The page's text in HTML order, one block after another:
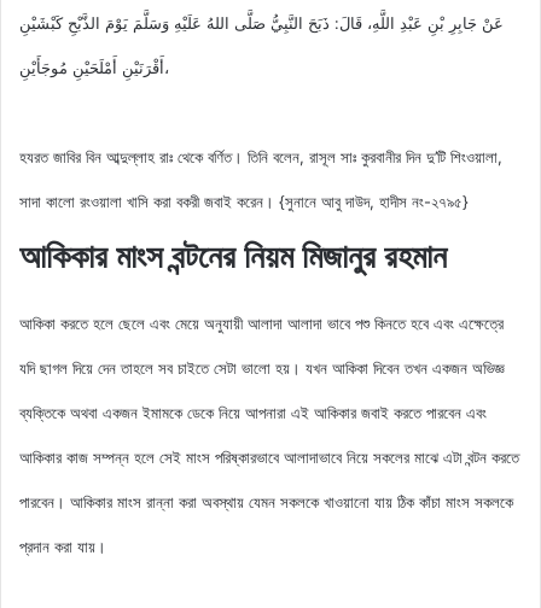
عَنْ جَابِرِ بْنِ عَبْدِ اللَّهِ، قَالَ: ذَبَحَ النَّبِيُّ صَلَّى اللهُ عَلَيْهِ وَسَلَّمَ يَوْمَ الذَّبْحِ كَبْشَيْنِ
أَقْرَنَيْنِ أَمْلَحَيْنِ مُوجَأَيْنِ،
হযরত জাবির বিন আব্দুল্লাহ রাঃ থেকে বর্ণিত। তিনি বলেন, রাসূল সাঃ কুরবানীর দিন দু’টি শিংওয়ালা,
সাদা কালো রংওয়ালা খাসি করা বকরী জবাই করেন। {সুনানে আবু দাউদ, হাদীস নং-২৭৯৫}
আকিকার মাংস বন্টনের নিয়ম মিজানুর রহমান
আকিকা করতে হলে ছেলে এবং মেয়ে অনুযায়ী আলাদা আলাদা ভাবে পশু কিনতে হবে এবং এক্ষেত্রে
যদি ছাগল দিয়ে দেন তাহলে সব চাইতে সেটা ভালো হয়। যখন আকিকা দিবেন তখন একজন অভিজ্ঞ
ব্যক্তিকে অথবা একজন ইমামকে ডেকে নিয়ে আপনারা এই আকিকার জবাই করতে পারবেন এবং
আকিকার কাজ সম্পন্ন হলে সেই মাংস পরিষ্কারভাবে আলাদাভাবে নিয়ে সকলের মাঝে এটা বন্টন করতে
পারবেন। আকিকার মাংস রান্না করা অবস্থায় যেমন সকলকে খাওয়ানো যায় ঠিক কাঁচা মাংস সকলকে
প্রদান করা যায়।